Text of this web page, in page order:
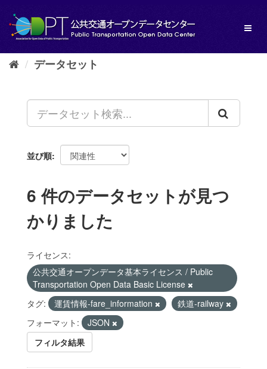
し
データセット
並び順
6 件のデータセットが見つ
かりました
ライセンス:
公共交通オープンデータ基本ライセンス / Public
Transportation Open Data Basic License
タグ:
運賃情報-fare_information
鉄道-railway
フォーマット:
JSON
フィルタ結果